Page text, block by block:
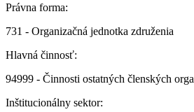
Právna forma:
731 - Organizačná jednotka združenia
Hlavná činnosť:
94999 - Činnosti ostatných členských
Inštitucionálny sektor: